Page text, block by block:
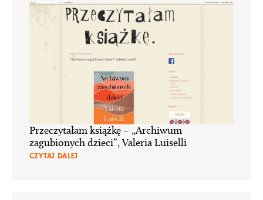
Przeczytałam książkę – „Archiwum
zagubionych dzieci”, Valeria Luiselli
CZYTAJ DALEJ